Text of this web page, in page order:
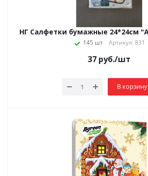
НГ Салфетки бумажные 24*24см
145 шт Артикул: 831
37 руб./шт
В корзину